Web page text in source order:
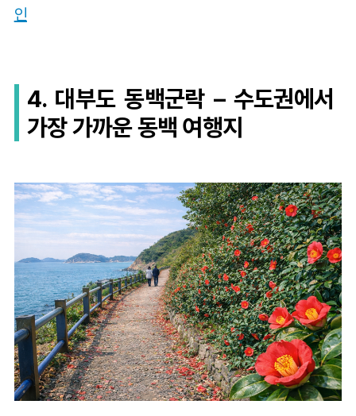
인
4. 대부도 동백군락 – 수도권에서
가장 가까운 동백 여행지